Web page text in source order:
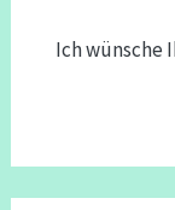
Ich wünsche